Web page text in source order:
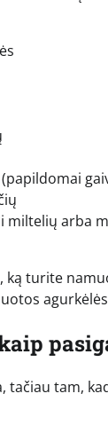
miltelių arba
ką turite
tačiau tam,